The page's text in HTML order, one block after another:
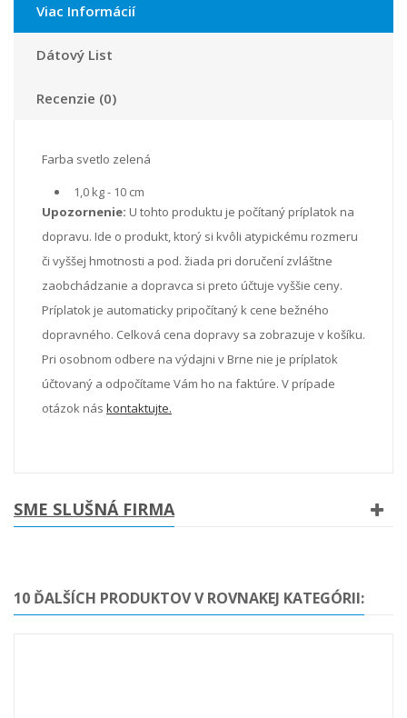
Viac Informácií
Dátový List
Recenzie (0)
Farba svetlo zelená
1,0 kg - 10 cm
Upozornenie: U tohto produktu je počítaný príplatok na
dopravu. Ide o produkt, ktorý si kvôli atypickému rozmeru
či vyššej hmotnosti a pod. žiada pri doručení zvláštne
zaobchádzanie a dopravca si preto účtuje vyššie ceny.
Príplatok je automaticky pripočítaný k cene bežného
dopravného. Celková cena dopravy sa zobrazuje v košíku.
Pri osobnom odbere na výdajni v Brne nie je príplatok
účtovaný a odpočítame Vám ho na faktúre. V prípade
otázok nás kontaktujte.
SME SLUŠNÁ FIRMA
10 ĎALŠÍCH PRODUKTOV V ROVNAKEJ KATEGÓRII: